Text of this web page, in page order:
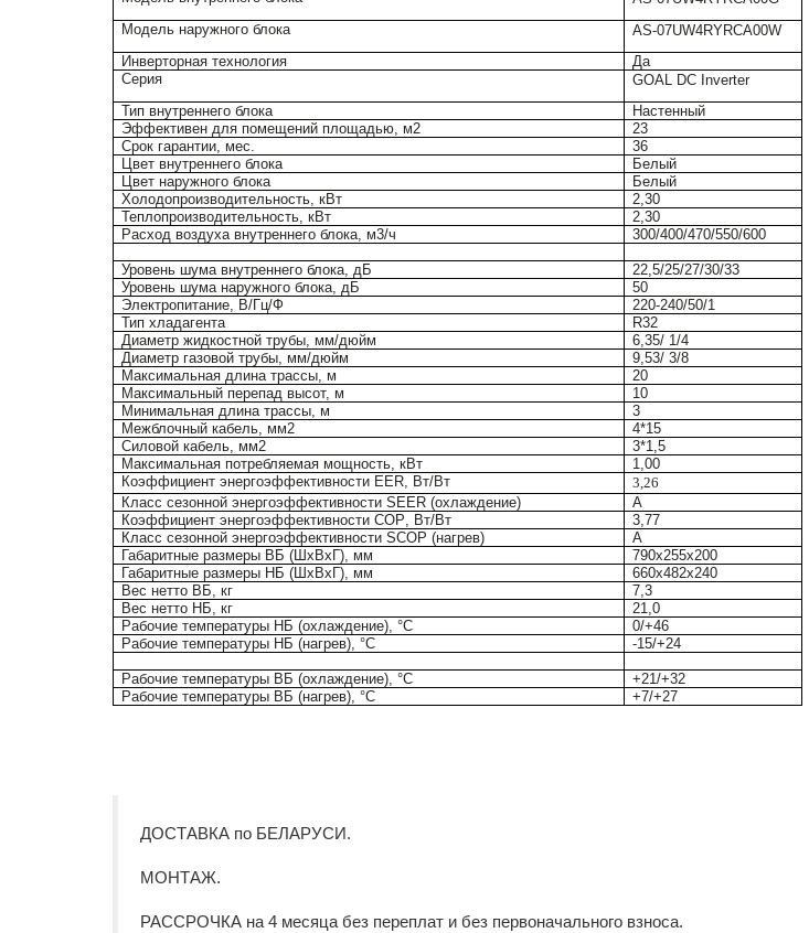
Модель наружного блока
AS-07UW4RYRCA00W
Инверторная технология
Да
Серия
GOAL DC Inverter
Тип внутреннего блока
Настенный
Эффективен для помещений площадью, м2
23
Срок гарантии, мес.
36
Цвет внутреннего блока
Белый
Цвет наружного блока
Белый
Холодопроизводительность, кВт
2,30
Теплопроизводительность, кВт
2,30
Расход воздуха внутреннего блока, м3/ч
300/400/470/550/600
Уровень шума внутреннего блока, дБ
22,5/25/27/30/33
Уровень шума наружного блока, дБ
50
Электропитание, В/Гц/Ф
220-240/50/1
Тип хладагента
R32
Диаметр жидкостной трубы, мм/дюйм
6,35/ 1/4
Диаметр газовой трубы, мм/дюйм
9,53/ 3/8
Максимальная длина трассы, м
20
Максимальный перепад высот, м
10
Минимальная длина трассы, м
3
Межблочный кабель, мм2
4*15
Силовой кабель, мм2
3*1,5
Максимальная потребляемая мощность, кВт
1,00
Коэффициент энергоэффективности EER , Вт/Вт
3,26
Класс сезонной энергоэффективностиSEER (охлаждение)
А
Коэффициент энергоэффективностиCOP , Вт/Вт
3,77
Класс сезонной энергоэффективностиSCOP (нагрев)
А
Габаритные размеры ВБ (ШхВхГ), мм
790х255х200
Габаритные размеры НБ (ШхВхГ), мм
660х482х240
Вес нетто ВБ, кг
7,3
Вес нетто НБ, кг
21,0
Рабочие температуры НБ (охлаждение),°C
0/+46
Рабочие температуры НБ (нагрев),°C -15/+24
Рабочие температуры ВБ (охлаждение),°C
+21/+32
Рабочие температуры ВБ (нагрев),°C +7/+27
ДОСТАВКА по БЕЛАРУСИ.
МОНТАЖ.
РАССРОЧКА на 4 месяца без переплат и без первоначального взноса.